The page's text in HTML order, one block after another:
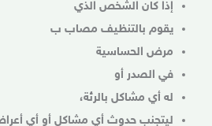
إذا كان الشخص الذي
يقوم بالتنظيف مصاب ب
مرض الحساسية
في الصدر أو
له أي مشاكل بالرئة،
ليتجنب حدوث أي مشاكل أو أي